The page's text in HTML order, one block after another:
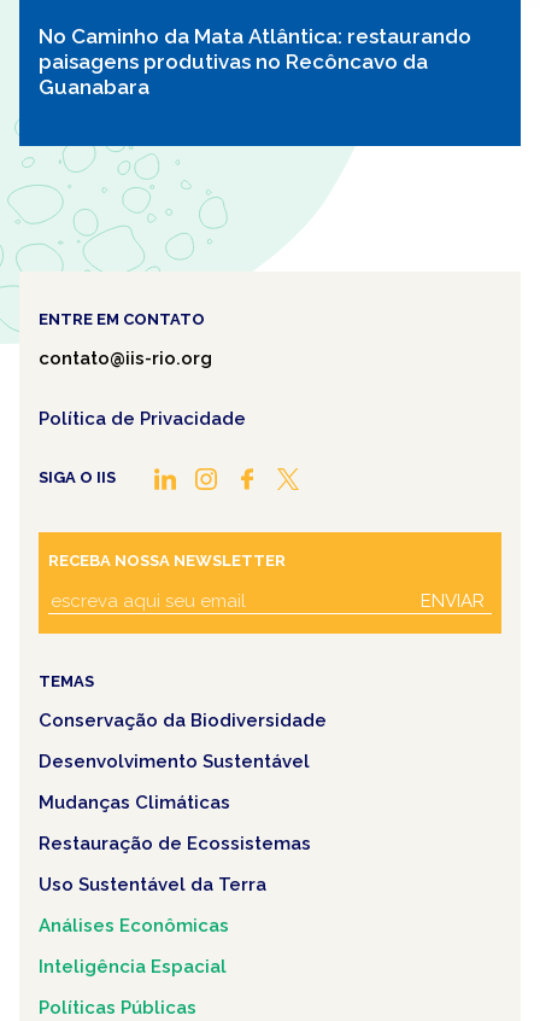
No Caminho da Mata Atlântica: restaurando
paisagens produtivas no Recôncavo da
Guanabara
ENTRE EM CONTATO
contato@iis-rio.org
Política de Privacidade
SIGA O IIS
RECEBA NOSSA NEWSLETTER
ENVIAR
TEMAS
Conservação da Biodiversidade
Desenvolvimento Sustentável
Mudanças Climáticas
Restauração de Ecossistemas
Uso Sustentável da Terra
Análises Econômicas
Inteligência Espacial
Políticas Públicas